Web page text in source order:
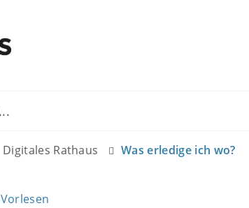
Digitales Rathaus Was erledige ich wo?
Vorlesen